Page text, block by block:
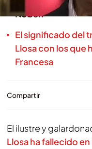
Nobel?
El significado del
Llosa con los que
Francesa
Compartir
El ilustre y
Llosa ha fallecido